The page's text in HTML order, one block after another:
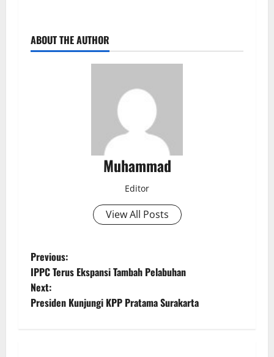
ABOUT THE AUTHOR
Muhammad
Editor
View All Posts
Previous:
IPPC Terus Ekspansi Tambah Pelabuhan
Next:
Presiden Kunjungi KPP Pratama Surakarta